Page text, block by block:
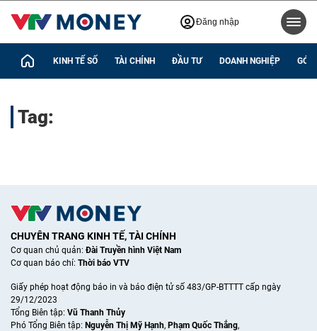
Đăng nhập
KINH TẾ SỐ TÀI CHÍNH ĐẦU TƯ DOANH NGHIỆP GÓC
Tag:
CHUYÊN TRANG KINH TẾ, TÀI CHÍNH
Cơ quan chủ quản:Đài Truyền hình Việt Nam
Cơ quan báo chí: Thời báo VTV
Giấy phép hoạt động báo in và báo điện tử số 483/GP-BTTTT cấp ngày
29/12/2023
Tổng Biên tập: Vũ Thanh Thủy
Phó Tổng Biên tập: Nguyễn Thị Mỹ Hạnh, Phạm Quốc Thắng,